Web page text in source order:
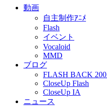
個人制作アニメを中心とした
動画
自主制作ｱﾆﾒ
Flash
イベント
Vocaloid
MMD
ブログ
FLASH BACK
CloseUp Flash
CloseUp IA
ニュース